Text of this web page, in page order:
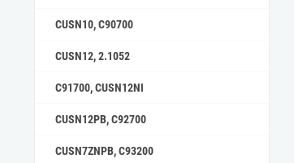
CUSN10, C90700
CUSN12, 2.1052
C91700, CUSN12NI
CUSN12PB, C92700
CUSN7ZNPB, C93200